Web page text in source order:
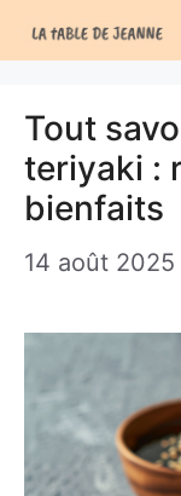
au
Tout
teriyaki :
bienfaits
14 août 2025